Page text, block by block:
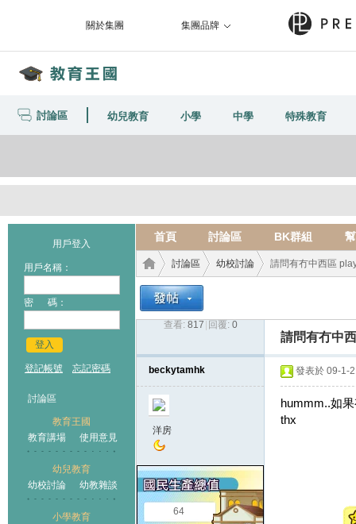
關於集團 集團品牌
討論區 幼兒教育 小學 中學 特殊教育
用戶登入
用戶名稱：
密 碼：
登入
登記帳號 忘記密碼
討論區
教育王國
教育講場
使用意見
幼兒教育
幼校討論
幼教雜談
小學教育
首頁 討論區 BK群組
王國
討論區
›
幼校討論 請問有冇中西區
查看: 817 回覆: 0
請問有冇中
beckytamhk
洋房
64
發表於 09-1-
hummm..如
thx